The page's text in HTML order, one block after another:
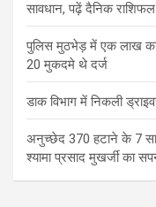
सावधान, पढ़ें दैनिक राशिफल
पुलिस मुठभेड़ में एक लाख
20 मुकदमे थे दर्ज
डाक विभाग में निकली
अनुच्छेद 370 हटाने के 7
श्यामा प्रसाद मुखर्जी का